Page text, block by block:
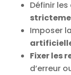
Définir les
Imposer
Fixer les
d’erreur